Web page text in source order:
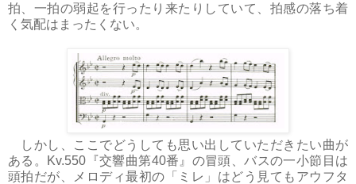
拍、一拍の弱起を行ったり来たりしていて、拍感の落ち着
く気配はまったくない。
しかし、ここでどうしても思い出していただきたい曲が
ある。Kv.550『交響曲第40番』の冒頭、バスの一小節目は
頭拍だが、メロディ最初の「ミレ」はどう見てもアウフタ